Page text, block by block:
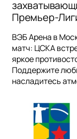
Премьер-
ВЭБ Арена в
матч: ЦСКА
яркое
Поддержите
насладитесь